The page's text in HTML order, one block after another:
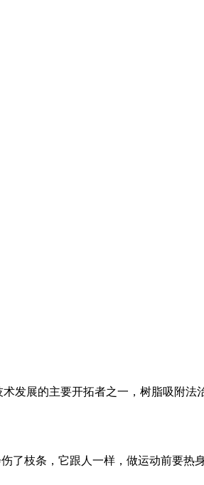
主要开拓者之一，树脂吸附法治
了枝条，它跟人一样，做运动前要